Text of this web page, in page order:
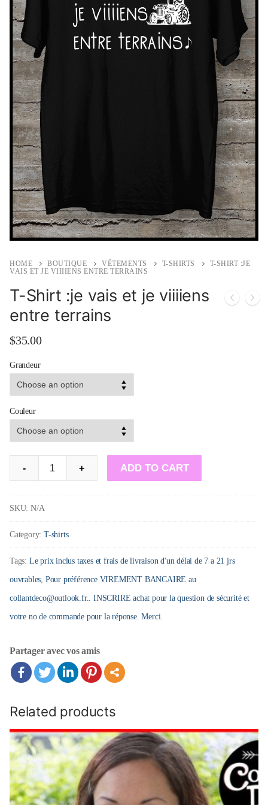
HOME BOUTIQUE VÊTEMENTS T-SHIRTS
T-SHIRT :JE
VAIS ET JE VIIIIENS ENTRE TERRAINS
T-Shirt :je vais et je viiiiens
entre terrains
$35.00
Grandeur
Couleur
Shirt
et
je
viiiiens
entre
terrains
- + ADD TO CART
SKU: N/A
Category: T-shirts
Tags: Le prix inclus taxes et frais de livraison d'un délai de 7 a 21 jrs
ouvrables, Pour préférence VIREMENT BANCAIRE au
collantdeco@outlook.fr.. INSCRIRE achat pour la question de sécurité et
votre no de commande pour la réponse. Merci.
Partager avec vos amis
Related products